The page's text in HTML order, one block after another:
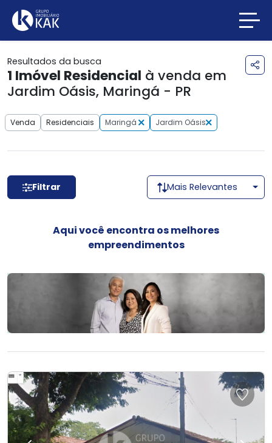
Resultados da busca
1 Imóvel Residencial à venda em
Jardim Oásis, Maringá - PR
Venda Residenciais Maringá Jardim Oásis
Filtrar Mais Relevantes
Aqui você encontra os melhores
empreendimentos